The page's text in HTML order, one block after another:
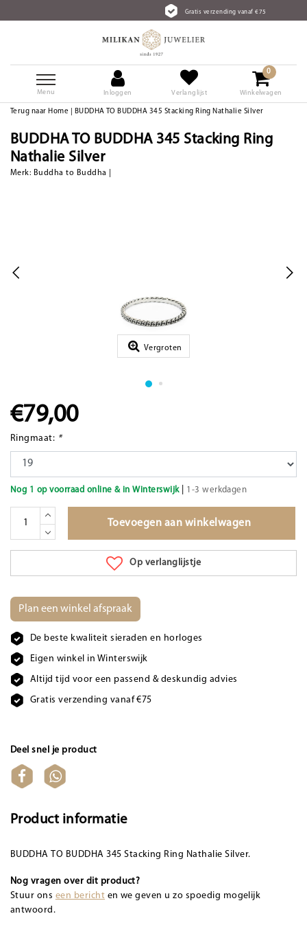
Gratis verzending vanaf €75
Menu Inloggen Verlanglijst
0
Winkelwagen
Terug naar Home BUDDHA TO BUDDHA 345 Stacking Ring Nathalie Silver
BUDDHA TO BUDDHA 345 Stacking Ring
Nathalie Silver
Merk: Buddha to Buddha
Vergroten
€79,00
Ringmaat: *
Nog 1 op voorraad online & in Winterswijk| 1-3 werkdagen
Toevoegen aan winkelwagen
Op verlanglijstje
Plan een winkel afspraak
De beste kwaliteit sieraden en horloges
Eigen winkel in Winterswijk
Altijd tijd voor een passend & deskundig advies
Gratis verzending vanaf €75
Deel snel je product
Product informatie
BUDDHA TO BUDDHA 345 Stacking Ring Nathalie Silver.
Nog vragen over dit product?
Stuur ons een bericht en we geven u zo spoedig mogelijk
antwoord.